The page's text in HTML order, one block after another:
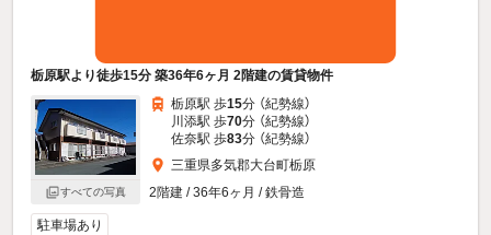
栃原駅より徒歩15分 築36年6ヶ月 2階建の賃貸物件
すべての写真
栃原駅 歩15分 （紀勢線）
川添駅 歩70分 （紀勢線）
佐奈駅 歩83分 （紀勢線）
三重県多気郡大台町栃原
2階建 / 36年6ヶ月 / 鉄骨造
駐車場あり